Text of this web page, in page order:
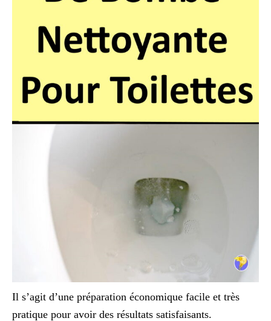
Il s’agit d’une préparation économique facile et très
pratique pour avoir des résultats satisfaisants.